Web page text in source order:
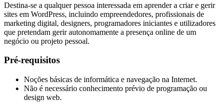
Destina-se a qualquer pessoa interessada em aprender a criar e gerir
sites em WordPress, incluindo empreendedores, profissionais de
marketing digital, designers, programadores iniciantes e utilizadores
que pretendam gerir autonomamente a presença online de um
negócio ou projeto pessoal.
Pré-requisitos
Noções básicas de informática e navegação na Internet.
Não é necessário conhecimento prévio de programação ou
design web.